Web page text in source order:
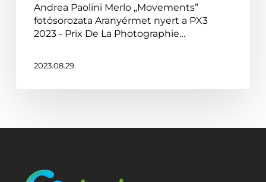
fotósorozatát
Párizsban
Andrea Paolini Merlo „Movements”
fotósorozata Aranyérmet nyert a PX3
2023 - Prix De La Photographie…
2023.08.29.